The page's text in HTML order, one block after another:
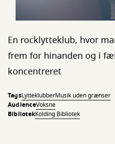
En rocklytteklub, hvor
frem for hinanden og i
koncentreret
TagsLytteklubberMusik uden grænser
AudienceVoksne
BibliotekKolding Bibliotek